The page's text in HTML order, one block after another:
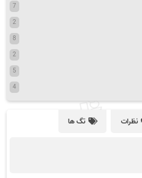
7
2
8
2
5
4
نظرات تگ ها